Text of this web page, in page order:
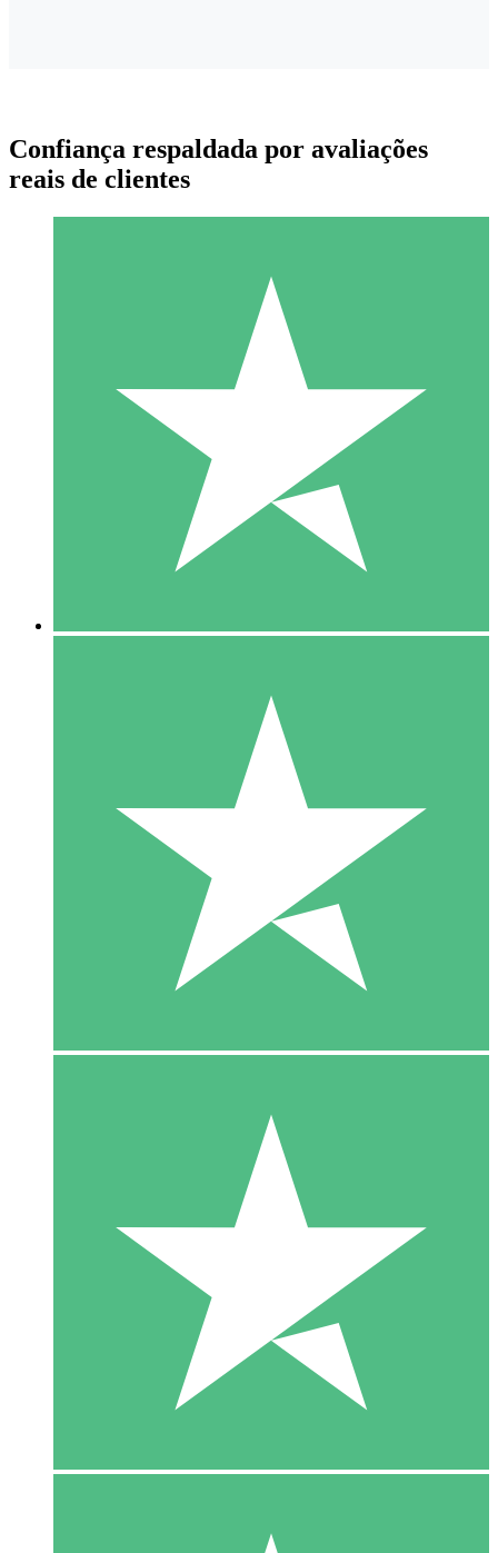
Pacotes de Créditos Individuais
Pague conforme o uso com créditos de download. Sem
1000
10 Downloads
20 00
Confiança respaldada por avaliações
reais de clientes